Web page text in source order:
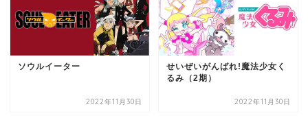
ソウルイーター
2022年11月30日
せいぜいがんばれ!魔法少女く
るみ（2期）
2022年11月30日